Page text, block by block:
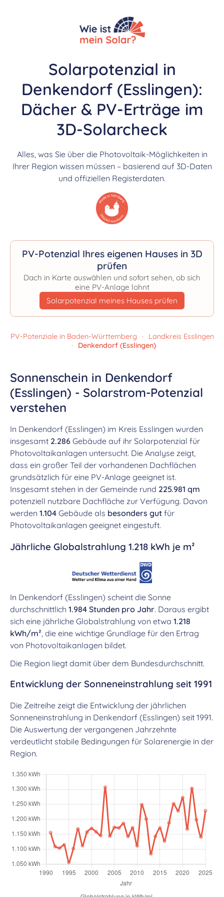
Solarpotenzial in
Denkendorf (Esslingen):
Dächer & PV-Erträge im
3D-Solarcheck
Alles, was Sie über die Photovoltaik-Möglichkeiten in
Ihrer Region wissen müssen – basierend auf 3D-Daten
und offiziellen Registerdaten.
PV-Potenzial Ihres eigenen Hauses in 3D
prüfen
Dach in Karte auswählen und sofort sehen, ob sich
eine PV-Anlage lohnt
Solarpotenzial meines Hauses prüfen
PV-Potenziale in Baden-Württemberg ·
Landkreis Esslingen
·
Denkendorf (Esslingen)
Sonnenschein in Denkendorf
(Esslingen) - Solarstrom-Potenzial
verstehen
In Denkendorf (Esslingen) im Kreis Esslingen wurden
insgesamt 2.286 Gebäude auf ihr Solarpotenzial für
Photovoltaikanlagen untersucht. Die Analyse zeigt,
dass ein großer Teil der vorhandenen Dachflächen
grundsätzlich für eine PV-Anlage geeignet ist.
Insgesamt stehen in der Gemeinde rund 225.981 qm
potenziell nutzbare Dachfläche zur Verfügung. Davon
werden 1.104 Gebäude als besonders gut für
Photovoltaikanlagen geeignet eingestuft.
Jährliche Globalstrahlung 1.218 kWh je m²
In Denkendorf (Esslingen) scheint die Sonne
durchschnittlich 1.984 Stunden pro Jahr. Daraus ergibt
sich eine jährliche Globalstrahlung von etwa 1.218
kWh/m², die eine wichtige Grundlage für den Ertrag
von Photovoltaikanlagen bildet.
Die Region liegt damit über dem Bundesdurchschnitt.
Entwicklung der Sonneneinstrahlung seit 1991
Die Zeitreihe zeigt die Entwicklung der jährlichen
Sonneneinstrahlung in Denkendorf (Esslingen) seit 1991.
Die Auswertung der vergangenen Jahrzehnte
verdeutlicht stabile Bedingungen für Solarenergie in der
Region.